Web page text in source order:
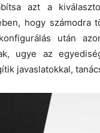
azt a
hogy
után
ugye az
javaslatokkal,